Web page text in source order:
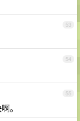
53
54
55
。